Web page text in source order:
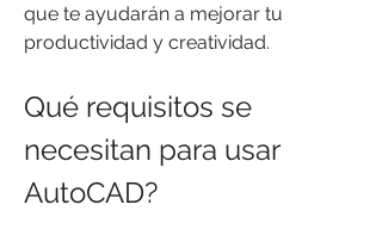
que te ayudarán a mejorar tu
productividad y creatividad.
Qué requisitos se
necesitan para usar
AutoCAD?